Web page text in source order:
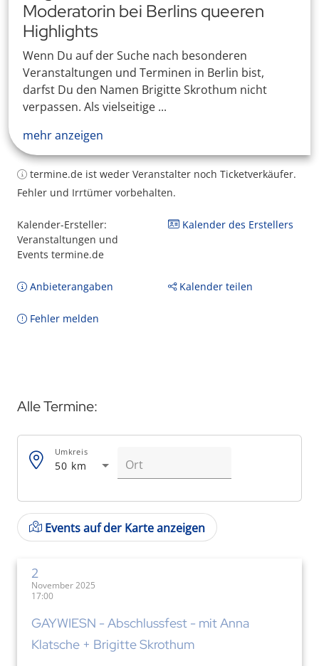
Moderatorin bei Berlins queeren
Highlights
Wenn Du auf der Suche nach besonderen
Veranstaltungen und Terminen in Berlin bist,
darfst Du den Namen Brigitte Skrothum nicht
verpassen. Als vielseitige ...
mehr anzeigen
termine.de ist weder Veranstalter noch Ticketverkäufer.
Fehler und Irrtümer vorbehalten.
Kalender-Ersteller:
Veranstaltungen und
Events termine.de
Kalender des Erstellers
Anbieterangaben Kalender teilen
Fehler melden
Alle Termine:
50 km
Umkreis
Events auf der Karte anzeigen
2
November 2025
17:00
GAYWIESN - Abschlussfest - mit Anna
Klatsche + Brigitte Skrothum